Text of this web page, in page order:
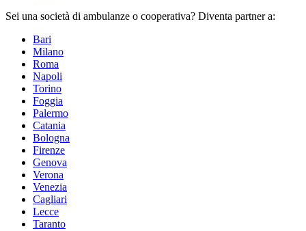
Sei una società di ambulanze o cooperativa? Diventa partner a:
Bari
Milano
Roma
Napoli
Torino
Foggia
Palermo
Catania
Bologna
Firenze
Genova
Verona
Venezia
Cagliari
Lecce
Taranto